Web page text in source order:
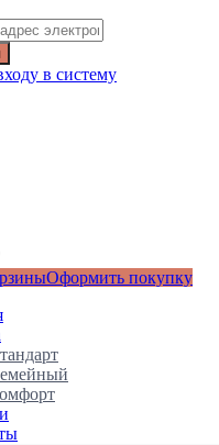
в систему
Оформить покупку